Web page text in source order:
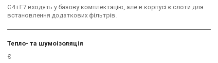
G4 і F7 входять у базову комплектацію, але в корпусі є слоти для
встановлення додаткових фільтрів.
Тепло- та шумоізоляція
Є